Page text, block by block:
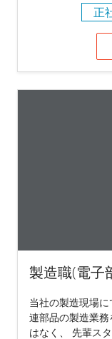
正
製造職(電子
当社の製造現場
連部品の製造業
はなく、 先輩ス